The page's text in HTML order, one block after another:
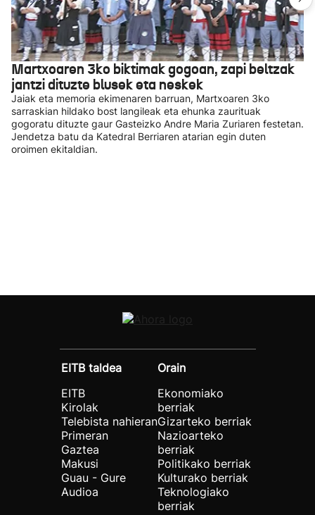
Martxoaren 3ko biktimak gogoan, zapi beltzak
jantzi dituzte blusek eta neskek
Jaiak eta memoria ekimenaren barruan, Martxoaren 3ko
sarraskian hildako bost langileak eta ehunka zaurituak
gogoratu dituzte gaur Gasteizko Andre Maria Zuriaren festetan.
Jendetza batu da Katedral Berriaren atarian egin duten
oroimen ekitaldian.
EITB taldea
EITB
Kirolak
Telebista nahieran
Primeran
Gaztea
Makusi
Guau - Gure
Audioa
Orain
Ekonomiako
berriak
Gizarteko berriak
Nazioarteko
berriak
Politikako berriak
Kulturako berriak
Teknologiako
berriak